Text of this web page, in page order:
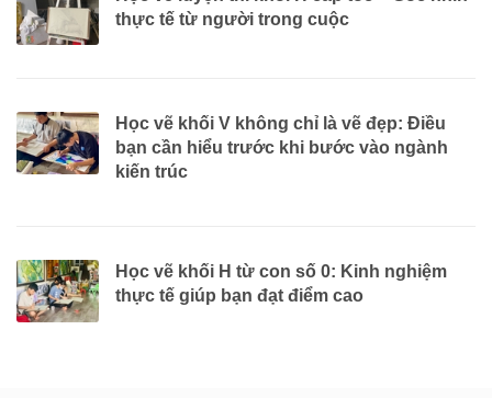
thực tế từ người trong cuộc
Học vẽ khối V không chỉ là vẽ đẹp: Điều
bạn cần hiểu trước khi bước vào ngành
kiến trúc
Học vẽ khối H từ con số 0: Kinh nghiệm
thực tế giúp bạn đạt điểm cao